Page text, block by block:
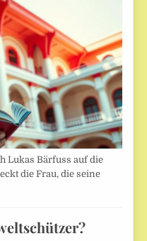
Lukas Bärfuss auf die
die Frau, die seine